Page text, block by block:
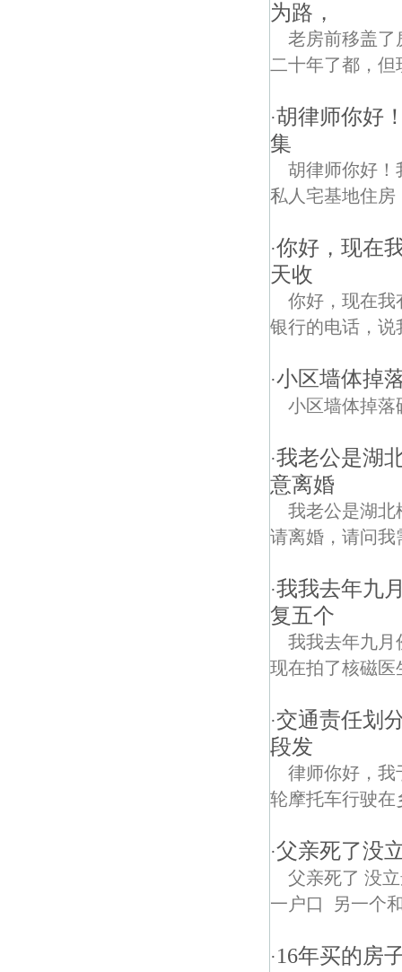
为路，
老房前移盖了
二十年了都，
·胡律师你好
集
胡律师你好！
私人宅基地住房
·你好，现在
天收
你好，现在我
银行的电话，说
·小区墙体掉
小区墙体掉落
·我老公是湖
意离婚
我老公是湖北
请离婚，请问我
·我我去年九
复五个
我我去年九月
现在拍了核磁医
·交通责任划
段发
律师你好，我
轮摩托车行驶在
·父亲死了没
父亲死了 没
一户口 另一个
·16年买的房